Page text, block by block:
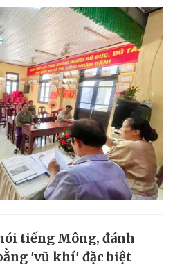
tiếng Mông, đánh
'vũ khí' đặc biệt